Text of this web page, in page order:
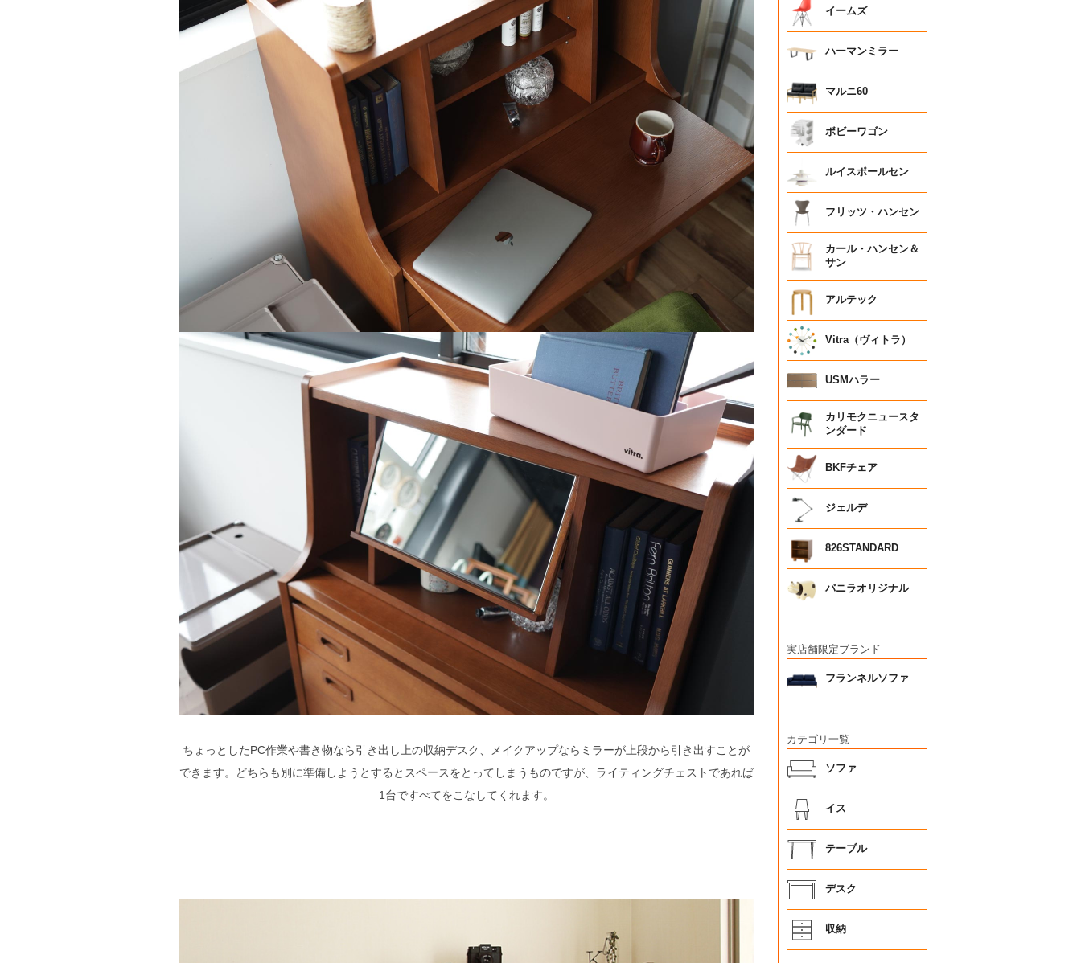
ちょっとしたPC作業や書き物なら引き出し上の収納デスク、メイクアップならミラーが上段から引き出すことが
できます。どちらも別に準備しようとするとスペースをとってしまうものですが、ライティングチェストであれば
1台ですべてをこなしてくれます。
イームズ
ハーマンミラー
マルニ60
ボビーワゴン
ルイスポールセン
フリッツ・ハンセン
カール・ハンセン＆
サン
アルテック
Vitra（ヴィトラ）
USMハラー
カリモクニュースタ
ンダード
BKFチェア
ジェルデ
826STANDARD
バニラオリジナル
実店舗限定ブランド
フランネルソファ
カテゴリ一覧
ソファ
イス
テーブル
デスク
収納